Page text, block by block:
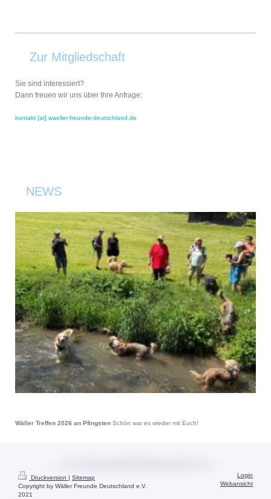
Zur Mitgliedschaft
Sie sind interessiert?
Dann freuen wir uns über Ihre Anfrage:
kontakt [at] waeller-freunde-deutschland.de
NEWS
Wäller Treffen 2026 an Pfingsten Schön war es wieder mit Euch!
Druckversion | Sitemap
Copyright by Wäller Freunde Deutschland e.V.
2021
Login
Webansicht